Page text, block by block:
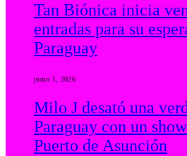
Tan Biónica inicia
entradas para su
Paraguay
junio 1, 2026
Milo J desató una
Paraguay con un
Puerto de Asunción